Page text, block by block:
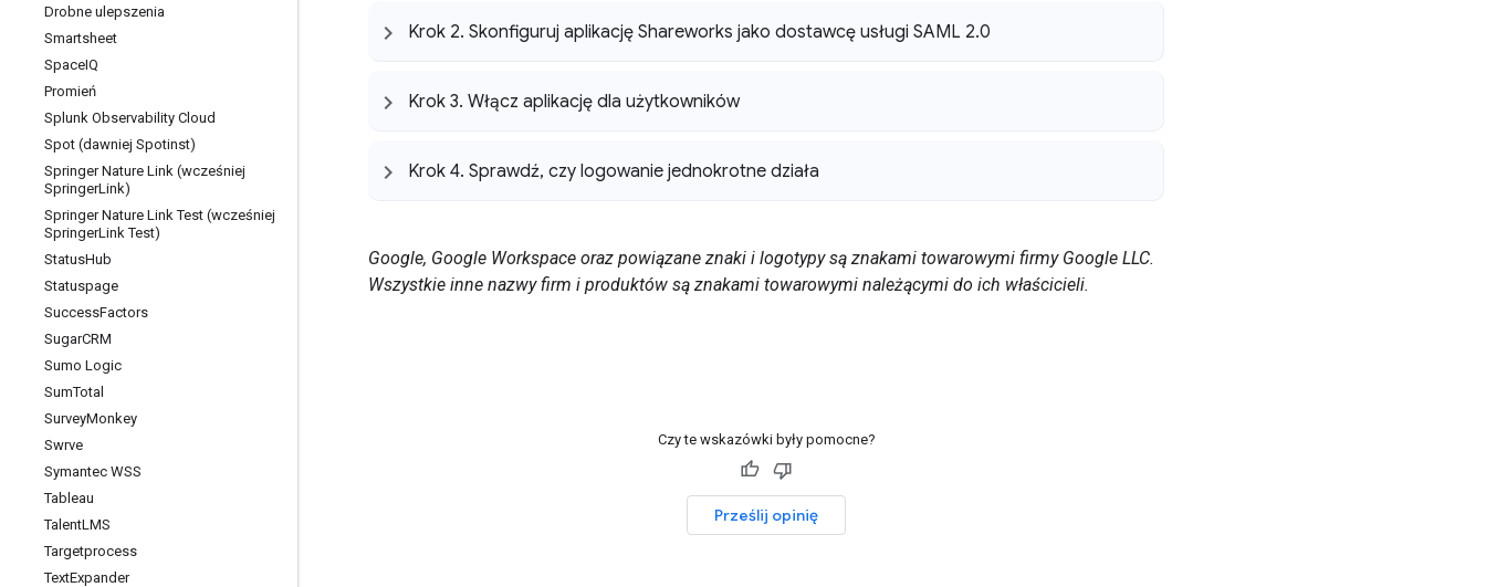
Drobne ulepszenia
Smartsheet
SpaceIQ
Promień
Splunk Observability Cloud
Spot (dawniej Spotinst)
Springer Nature Link (wcześniej
SpringerLink)
Springer Nature Link Test (wcześniej
SpringerLink Test)
StatusHub
Statuspage
SuccessFactors
SugarCRM
Sumo Logic
SumTotal
SurveyMonkey
Swrve
Symantec WSS
Tableau
TalentLMS
Targetprocess
TextExpander
Krok 2. Skonfiguruj aplikację Shareworks jako dostawcę usługi SAML 2.0
Krok 3. Włącz aplikację dla użytkowników
Krok 4. Sprawdź, czy logowanie jednokrotne działa
Google, Google Workspace oraz powiązane znaki i logotypy są znakami towarowymi firmy Google LLC.
Wszystkie inne nazwy firm i produktów są znakami towarowymi należącymi do ich właścicieli.
Czy te wskazówki były pomocne?
Prześlij opinię